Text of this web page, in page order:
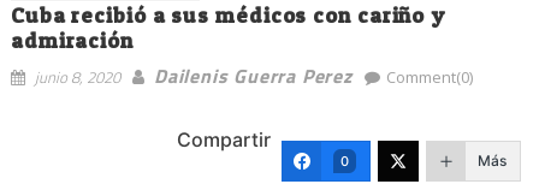
Cuba recibió a sus médicos con cariño y
admiración
junio 8, 2020 Dailenis Guerra Perez Comment(0)
Compartir
0 Más